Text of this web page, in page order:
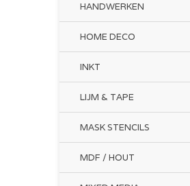
HANDWERKEN
HOME DECO
INKT
LIJM & TAPE
MASK STENCILS
MDF / HOUT